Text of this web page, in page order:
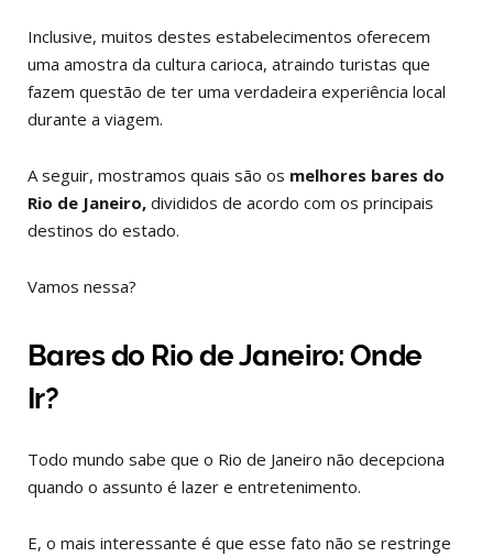
Inclusive, muitos destes estabelecimentos oferecem
uma amostra da cultura carioca, atraindo turistas que
fazem questão de ter uma verdadeira experiência local
durante a viagem.
A seguir, mostramos quais são os melhores bares do
Rio de Janeiro, divididos de acordo com os principais
destinos do estado.
Vamos nessa?
Bares do Rio de Janeiro: Onde
Ir?
Todo mundo sabe que o Rio de Janeiro não decepciona
quando o assunto é lazer e entretenimento.
E, o mais interessante é que esse fato não se restringe